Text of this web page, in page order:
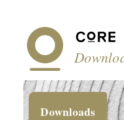
Downloads